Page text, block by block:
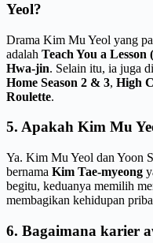
Yeol?
Drama Kim Mu Yeol yang
adalah Teach You a Lesson
Hwa-jin. Selain itu, ia juga
Home Season 2 & 3, High
Roulette.
5. Apakah Kim Mu
Ya. Kim Mu Yeol dan Yoon
bernama Kim Tae-myeong
begitu, keduanya memilih
membagikan kehidupan
6. Bagaimana karier